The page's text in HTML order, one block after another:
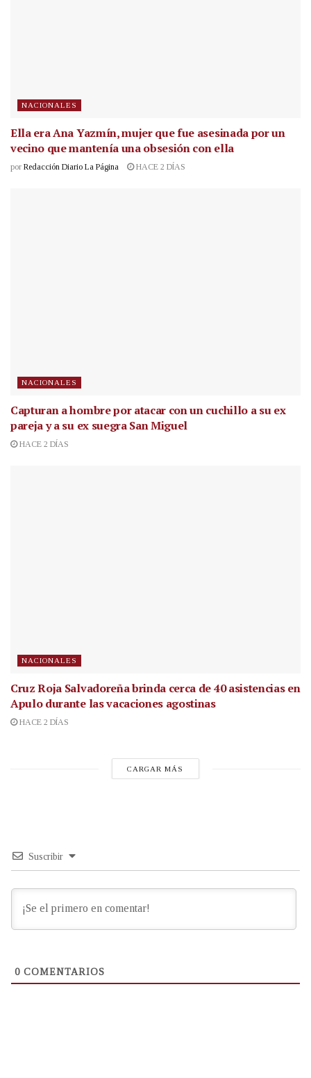
NACIONALES
Ella era Ana Yazmín, mujer que fue asesinada por un
vecino que mantenía una obsesión con ella
por Redacción Diario La Página HACE 2 DÍAS
NACIONALES
Capturan a hombre por atacar con un cuchillo a su ex
pareja y a su ex suegra San Miguel
HACE 2 DÍAS
NACIONALES
Cruz Roja Salvadoreña brinda cerca de 40 asistencias en
Apulo durante las vacaciones agostinas
HACE 2 DÍAS
CARGAR MÁS
Suscribir
0 COMENTARIOS